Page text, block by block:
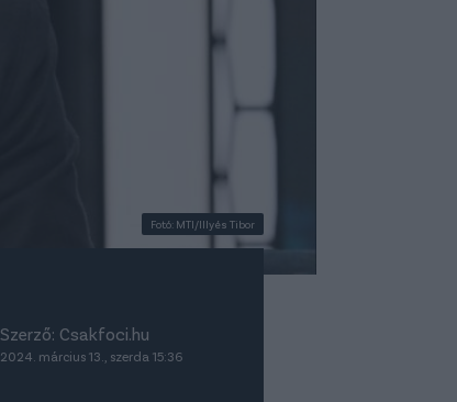
Fotó: MTI/Illyés Tibor
Szerző: Csakfoci.hu
2024. március 13., szerda 15:36